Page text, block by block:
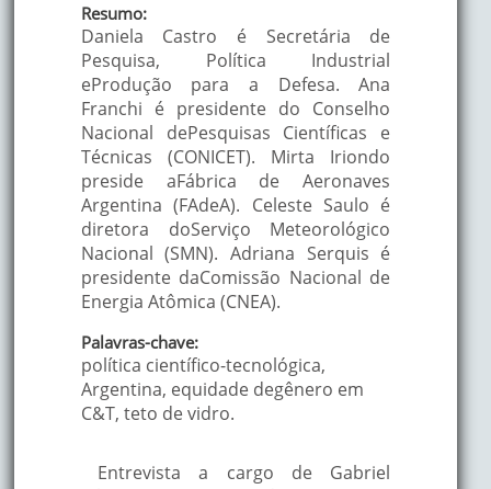
Resumo:
Daniela Castro é Secretária de
Pesquisa, Política Industrial
eProdução para a Defesa. Ana
Franchi é presidente do Conselho
Nacional dePesquisas Científicas e
Técnicas (CONICET). Mirta Iriondo
preside aFábrica de Aeronaves
Argentina (FAdeA). Celeste Saulo é
diretora doServiço Meteorológico
Nacional (SMN). Adriana Serquis é
presidente daComissão Nacional de
Energia Atômica (CNEA).
Palavras-chave:
política científico-tecnológica,
Argentina, equidade degênero em
C&T, teto de vidro.
Entrevista a cargo de Gabriel